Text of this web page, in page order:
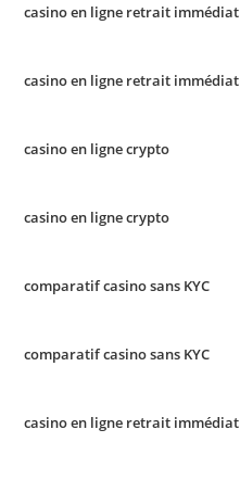
casino en ligne retrait immédiat
casino en ligne retrait immédiat
casino en ligne crypto
casino en ligne crypto
comparatif casino sans KYC
comparatif casino sans KYC
casino en ligne retrait immédiat